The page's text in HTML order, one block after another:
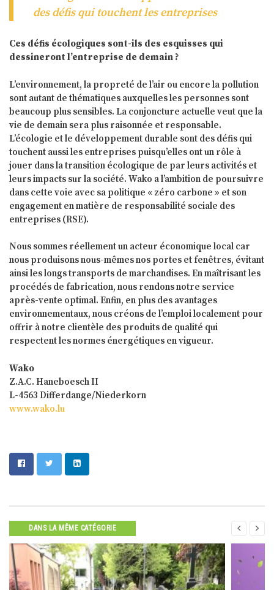
des défis qui touchent les entreprises
Ces défis écologiques sont-ils des esquisses qui
dessineront l’entreprise de demain ?
L’environnement, la propreté de l’air ou encore la pollution
sont autant de thématiques auxquelles les personnes sont
beaucoup plus sensibles. La conjoncture actuelle veut que la
vie de demain sera plus raisonnée et responsable.
L’écologie et le développement durable sont des défis qui
touchent aussi les entreprises puisqu’elles ont un rôle à
jouer dans la transition écologique de par leurs activités et
leurs impacts sur la société. Wako a l’ambition de poursuivre
dans cette voie avec sa politique « zéro carbone » et son
engagement en matière de responsabilité sociale des
entreprises (RSE).
Nous sommes réellement un acteur économique local car
nous produisons nous-mêmes nos portes et fenêtres, évitant
ainsi les longs transports de marchandises. En maîtrisant les
procédés de fabrication, nous rendons notre service
après-vente optimal. Enfin, en plus des avantages
environnementaux, nous créons de l’emploi localement pour
offrir à notre clientèle des produits de qualité qui
respectent les normes énergétiques en vigueur.
Wako
Z.A.C. Haneboesch II
L-4563 Differdange/Niederkorn
www.wako.lu
DANS LA MÊME CATÉGORIE  